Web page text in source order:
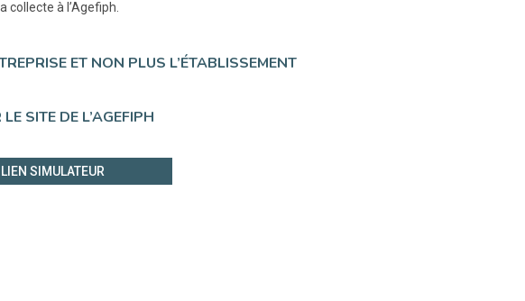
collecte à l’Agefiph.
ET NON PLUS L’ÉTABLISSEMENT
SITE DE L’AGEFIPH
LIEN SIMULATEUR